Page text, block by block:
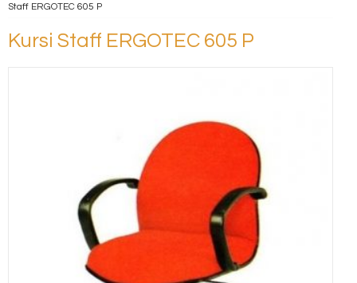
Staff ERGOTEC 605 P
Kursi Staff ERGOTEC 605 P